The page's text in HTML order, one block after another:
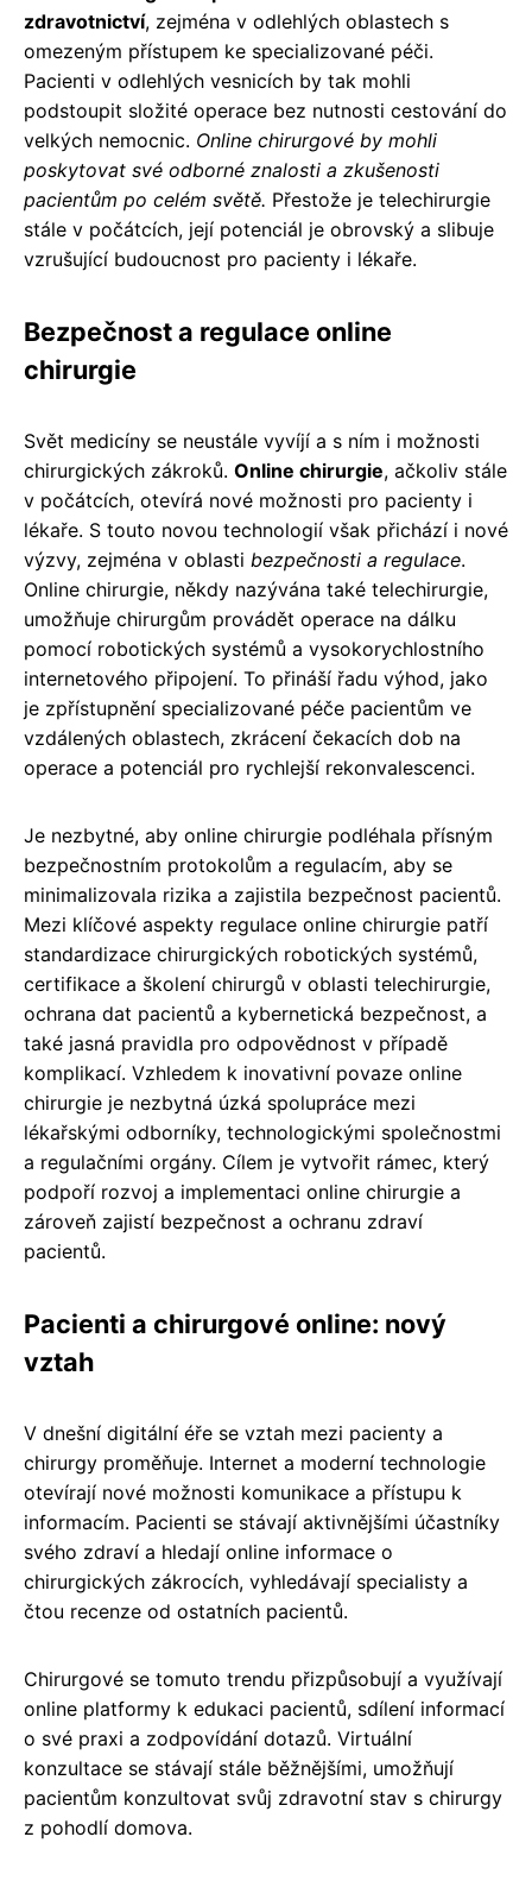
zdravotnictví, zejména v odlehlých oblastech s
omezeným přístupem ke specializované péči.
Pacienti v odlehlých vesnicích by tak mohli
podstoupit složité operace bez nutnosti cestování do
velkých nemocnic. Online chirurgové by mohli
poskytovat své odborné znalosti a zkušenosti
pacientům po celém světě. Přestože je telechirurgie
stále v počátcích, její potenciál je obrovský a slibuje
vzrušující budoucnost pro pacienty i lékaře.
Bezpečnost a regulace online
chirurgie
Svět medicíny se neustále vyvíjí a s ním i možnosti
chirurgických zákroků. Online chirurgie, ačkoliv stále
v počátcích, otevírá nové možnosti pro pacienty i
lékaře. S touto novou technologií však přichází i nové
výzvy, zejména v oblasti bezpečnosti a regulace.
Online chirurgie, někdy nazývána také telechirurgie,
umožňuje chirurgům provádět operace na dálku
pomocí robotických systémů a vysokorychlostního
internetového připojení. To přináší řadu výhod, jako
je zpřístupnění specializované péče pacientům ve
vzdálených oblastech, zkrácení čekacích dob na
operace a potenciál pro rychlejší rekonvalescenci.
Je nezbytné, aby online chirurgie podléhala přísným
bezpečnostním protokolům a regulacím, aby se
minimalizovala rizika a zajistila bezpečnost pacientů.
Mezi klíčové aspekty regulace online chirurgie patří
standardizace chirurgických robotických systémů,
certifikace a školení chirurgů v oblasti telechirurgie,
ochrana dat pacientů a kybernetická bezpečnost, a
také jasná pravidla pro odpovědnost v případě
komplikací. Vzhledem k inovativní povaze online
chirurgie je nezbytná úzká spolupráce mezi
lékařskými odborníky, technologickými společnostmi
a regulačními orgány. Cílem je vytvořit rámec, který
podpoří rozvoj a implementaci online chirurgie a
zároveň zajistí bezpečnost a ochranu zdraví
pacientů.
Pacienti a chirurgové online: nový
vztah
V dnešní digitální éře se vztah mezi pacienty a
chirurgy proměňuje. Internet a moderní technologie
otevírají nové možnosti komunikace a přístupu k
informacím. Pacienti se stávají aktivnějšími účastníky
svého zdraví a hledají online informace o
chirurgických zákrocích, vyhledávají specialisty a
čtou recenze od ostatních pacientů.
Chirurgové se tomuto trendu přizpůsobují a využívají
online platformy k edukaci pacientů, sdílení informací
o své praxi a zodpovídání dotazů. Virtuální
konzultace se stávají stále běžnějšími, umožňují
pacientům konzultovat svůj zdravotní stav s chirurgy
z pohodlí domova.